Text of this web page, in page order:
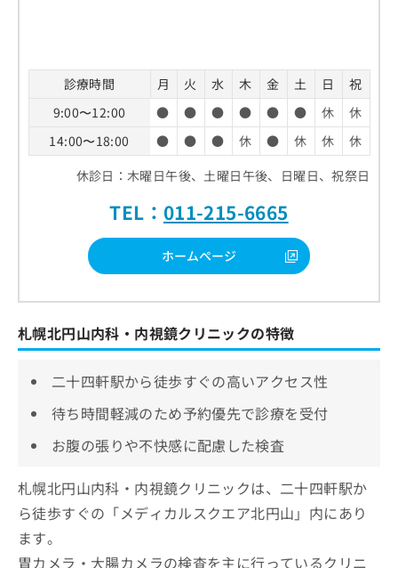
診療時間 月 火 水 木 金 土 日
祝
9:00〜12:00
● ● ● ● ● ● 休
休
14:00〜18:00
● ● ● 休 ● 休 休
休
休診日：木曜日午後、土曜日午後、日曜日、祝祭日
TEL： 011-215-6665
ホームページ
札幌北円山内科・内視鏡クリニックの特徴
二十四軒駅から徒歩すぐの高いアクセス性
待ち時間軽減のため予約優先で診療を受付
お腹の張りや不快感に配慮した検査
札幌北円山内科・内視鏡クリニックは、二十四軒駅か
ら徒歩すぐの「メディカルスクエア北円山」内にあり
ます。
胃カメラ・大腸カメラの検査を主に行っているクリニ